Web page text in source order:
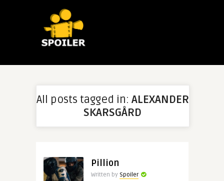
All posts tagged in: ALEXANDER
SKARSGÅRD
Pillion
Written by Spoiler